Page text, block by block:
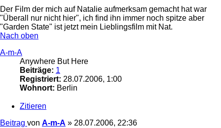
Der Film der mich auf Natalie aufmerksam gemacht hat war
"Überall nur nicht hier", ich find ihn immer noch spitze aber
"Garden State" ist jetzt mein Lieblingsfilm mit Nat.
Nach oben
A-m-A
Anywhere But Here
Beiträge: 1
Registriert: 28.07.2006, 1:00
Wohnort: Berlin
Zitieren
Beitrag von A-m-A » 28.07.2006, 22:36